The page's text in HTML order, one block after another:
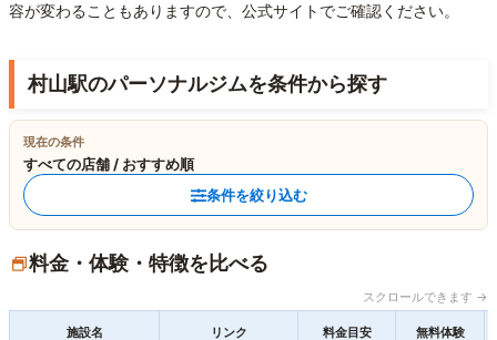
容が変わることもありますので、公式サイトでご確認ください。
村山駅のパーソナルジムを条件から探す
現在の条件
すべての店舗 / おすすめ順
条件を絞り込む
料金・体験・特徴を比べる
スクロールできます →
施設名 リンク 料金目安 無料体験